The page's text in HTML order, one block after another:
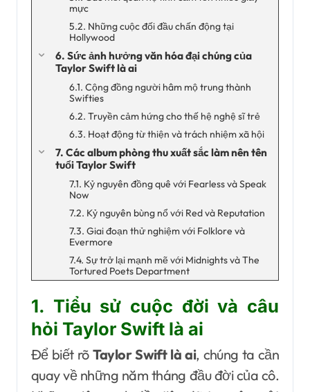
mực
5.2. Những cuộc đối đầu chấn động tại
Hollywood
6. Sức ảnh hưởng văn hóa đại chúng của
Taylor Swift là ai
6.1. Cộng đồng người hâm mộ trung thành
Swifties
6.2. Truyền cảm hứng cho thế hệ nghệ sĩ trẻ
6.3. Hoạt động từ thiện và trách nhiệm xã hội
7. Các album phòng thu xuất sắc làm nên tên
tuổi Taylor Swift
7.1. Kỷ nguyên đồng quê với Fearless và Speak
Now
7.2. Kỷ nguyên bùng nổ với Red và Reputation
7.3. Giai đoạn thử nghiệm với Folklore và
Evermore
7.4. Sự trở lại mạnh mẽ với Midnights và The
Tortured Poets Department
1. Tiểu sử cuộc đời và câu
hỏi Taylor Swift là ai
Để biết rõ Taylor Swift là ai, chúng ta cần
quay về những năm tháng đầu đời của cô.